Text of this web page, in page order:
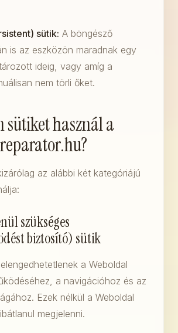
sütik: A böngésző
is az eszközön maradnak egy
ideig, vagy amíg a
nem törli őket.
sütiket használ a
az alábbi két kategóriájú
szükséges
biztosító) sütik
a Weboldal
a navigációhoz és az
Ezek nélkül a Weboldal
megjelenni.